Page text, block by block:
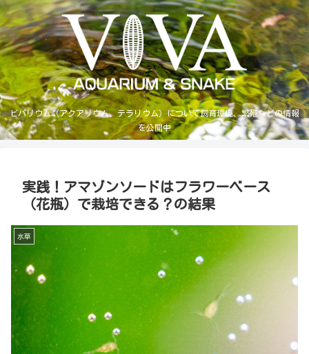
ビバリウム（アクアリウム、テラリウム）について飼育環境、繁殖などの情報
を公開中
実践！アマゾンソードはフラワーベース
（花瓶）で栽培できる？の結果
水草